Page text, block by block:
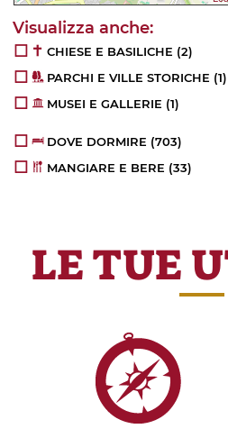
CHIESE E BASILICHE (2)
PARCHI E VILLE STORICHE (1)
MUSEI E GALLERIE (1)
DOVE DORMIRE (703)
MANGIARE E BERE (33)
LE TUE